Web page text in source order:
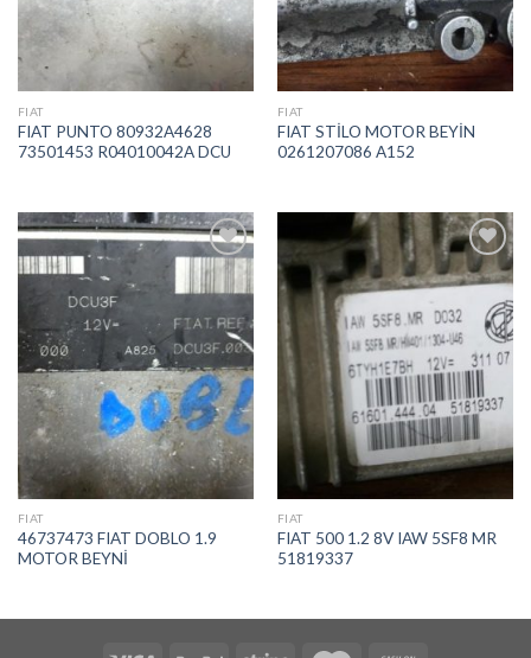
FIAT
FIAT PUNTO 80932A4628
73501453 R04010042A DCU
FIAT
FIAT STİLO MOTOR BEYİN
0261207086 A152
Listeme
Ekle
FIAT
46737473 FIAT DOBLO 1.9
MOTOR BEYNİ
İstek
Listeme
Ekle
FIAT
FIAT 500 1.2 8V IAW 5SF8 MR
51819337